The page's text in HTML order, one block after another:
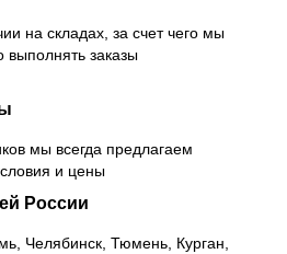
на складах, за счет чего мы
заказы
мы всегда предлагаем
и цены
России
Челябинск, Тюмень, Курган,